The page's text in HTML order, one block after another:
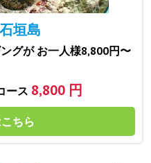
垣島
グが お一人様8,800円〜
ース 8,800 円
ちら